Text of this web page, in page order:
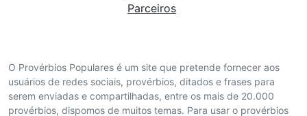
O Provérbios Populares é um site que pretende fornecer aos
usuários de redes sociais, provérbios, ditados e frases para
serem enviadas e compartilhadas, entre os mais de 20.000
provérbios, dispomos de muitos temas. Para usar o provérbios
Parceiros